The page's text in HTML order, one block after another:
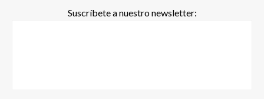
Suscríbete a nuestro newsletter: